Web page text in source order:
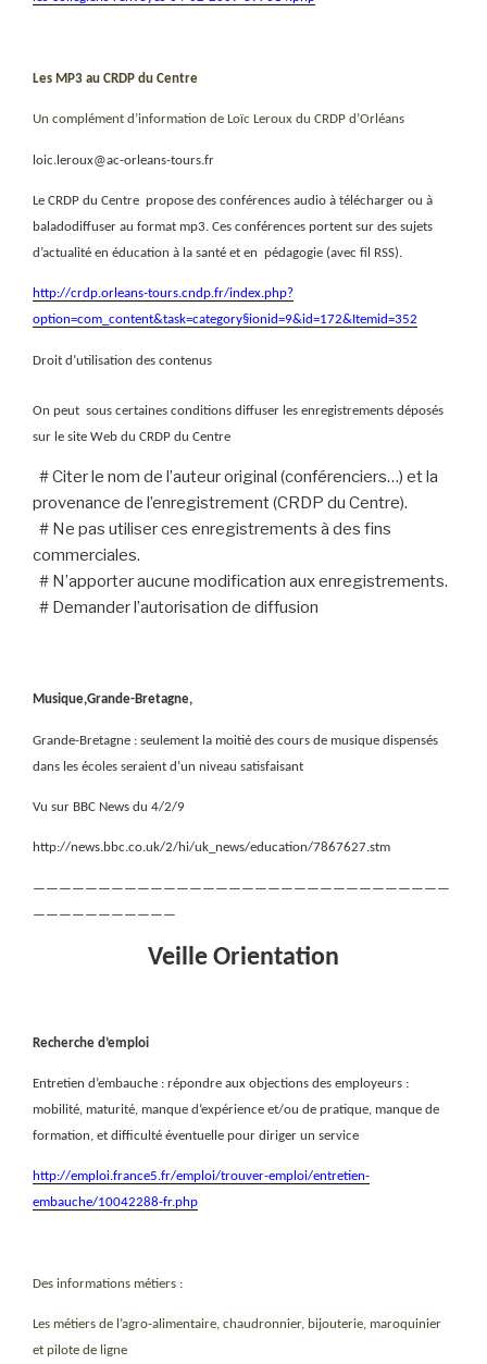
Les MP3 au CRDP du Centre
Un complément d’information de Loïc Leroux du CRDP d’Orléans
loic.leroux@ac-orleans-tours.fr
Le CRDP du Centre propose des conférences audio à télécharger ou à
baladodiffuser au format mp3. Ces conférences portent sur des sujets
d’actualité en éducation à la santé et en pédagogie (avec fil RSS).
http://crdp.orleans-tours.cndp.fr/index.php?
option=com_content&task=category§ionid=9&id=172&Itemid=352
Droit d’utilisation des contenus
On peut sous certaines conditions diffuser les enregistrements déposés
sur le site Web du CRDP du Centre
# Citer le nom de l’auteur original (conférenciers…) et la
provenance de l’enregistrement (CRDP du Centre).
# Ne pas utiliser ces enregistrements à des fins
commerciales.
# N’apporter aucune modification aux enregistrements.
# Demander l’autorisation de diffusion
Musique,Grande-Bretagne,
Grande-Bretagne : seulement la moitié des cours de musique dispensés
dans les écoles seraient d’un niveau satisfaisant
Vu sur BBC News du 4/2/9
http://news.bbc.co.uk/2/hi/uk_news/education/7867627.stm
————————————————————————————————
———————————
Veille Orientation
Recherche d’emploi
Entretien d’embauche : répondre aux objections des employeurs :
mobilité, maturité, manque d’expérience et/ou de pratique, manque de
formation, et difficulté éventuelle pour diriger un service
http://emploi.france5.fr/emploi/trouver-emploi/entretien-
embauche/10042288-fr.php
Des informations métiers :
Les métiers de l’agro-alimentaire, chaudronnier, bijouterie, maroquinier
et pilote de ligne